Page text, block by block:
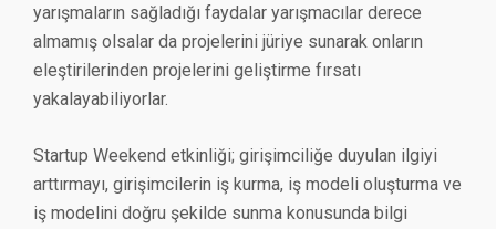
yarışmaların sağladığı faydalar yarışmacılar derece
almamış olsalar da projelerini jüriye sunarak onların
eleştirilerinden projelerini geliştirme fırsatı
yakalayabiliyorlar.
Startup Weekend etkinliği; girişimciliğe duyulan ilgiyi
arttırmayı, girişimcilerin iş kurma, iş modeli oluşturma ve
iş modelini doğru şekilde sunma konusunda bilgi